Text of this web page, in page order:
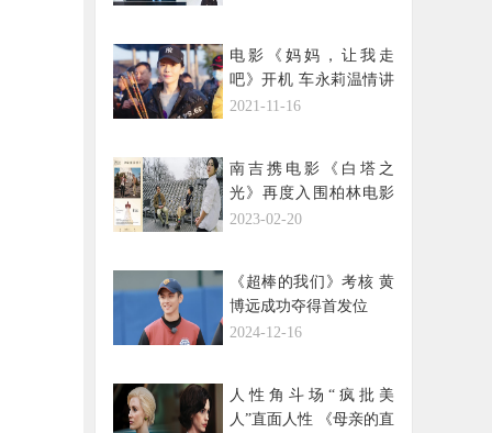
电影《妈妈，让我走
吧》开机 车永莉温情讲
述亲情故事
2021-11-16
南吉携电影《白塔之
光》再度入围柏林电影
节
2023-02-20
《超棒的我们》考核 黄
博远成功夺得首发位
2024-12-16
人性角斗场“疯批美
人”直面人性 《母亲的直